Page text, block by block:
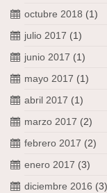
octubre 2018 (1)
julio 2017 (1)
junio 2017 (1)
mayo 2017 (1)
abril 2017 (1)
marzo 2017 (2)
febrero 2017 (2)
enero 2017 (3)
diciembre 2016 (3)